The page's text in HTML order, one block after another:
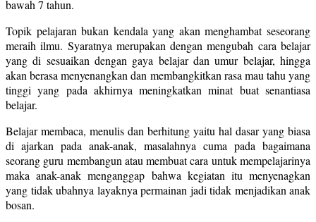
bawah 7 tahun.
Topik pelajaran bukan kendala yang akan menghambat seseorang
meraih ilmu. Syaratnya merupakan dengan mengubah cara belajar
yang di sesuaikan dengan gaya belajar dan umur belajar, hingga
akan berasa menyenangkan dan membangkitkan rasa mau tahu yang
tinggi yang pada akhirnya meningkatkan minat buat senantiasa
belajar.
Belajar membaca, menulis dan berhitung yaitu hal dasar yang biasa
di ajarkan pada anak-anak, masalahnya cuma pada bagaimana
seorang guru membangun atau membuat cara untuk mempelajarinya
maka anak-anak menganggap bahwa kegiatan itu menyenagkan
yang tidak ubahnya layaknya permainan jadi tidak menjadikan anak
bosan.